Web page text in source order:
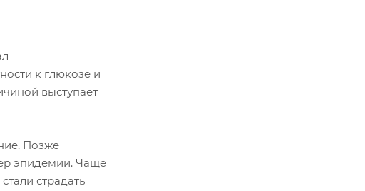
к глюкозе и
выступает
Позже
эпидемии. Чаще
страдать